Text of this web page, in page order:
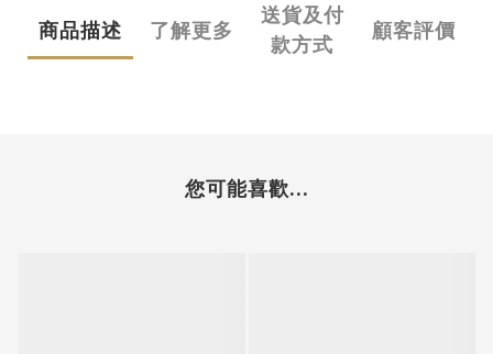
商品描述 了解更多
送貨及付
款方式
顧客評價
您可能喜歡...